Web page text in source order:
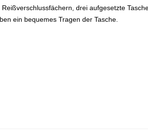
drei aufgesetzte
ein bequemes Tragen der Tasche.